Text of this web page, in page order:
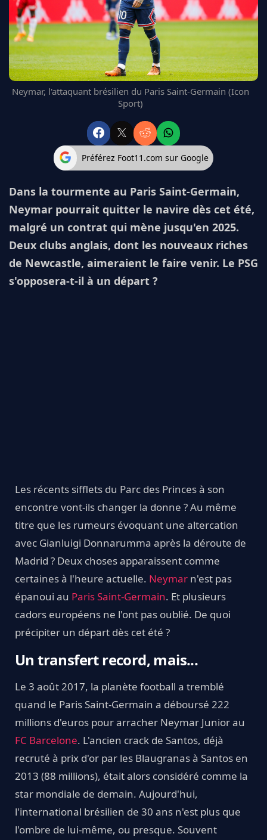
FC BARCELONE
MANCHESTER UNITED
CHELSEA
ARSENAL
BAYERN
L'AVIS DE LA RÉDAC'
Neymar, l'attaquant brésilien du Paris Saint-Germain (Icon
Sport)
Préférez Foot11.com sur Google
Dans la tourmente au Paris Saint-Germain,
Neymar pourrait quitter le navire dès cet été,
malgré un contrat qui mène jusqu'en 2025.
Deux clubs anglais, dont les nouveaux riches
de Newcastle, aimeraient le faire venir. Le PSG
s'opposera-t-il à un départ ?
Les récents sifflets du Parc des Princes à son
encontre vont-ils changer la donne ? Au même
titre que les rumeurs évoquant une altercation
avec Gianluigi Donnarumma après la déroute de
Madrid ? Deux choses apparaissent comme
certaines à l'heure actuelle. Neymar n'est pas
épanoui au Paris Saint-Germain. Et plusieurs
cadors européens ne l'ont pas oublié. De quoi
précipiter un départ dès cet été ?
Un transfert record, mais...
Le 3 août 2017, la planète football a tremblé
quand le Paris Saint-Germain a déboursé 222
millions d'euros pour arracher Neymar Junior au
FC Barcelone. L'ancien crack de Santos, déjà
recruté à prix d'or par les Blaugranas à Santos en
2013 (88 millions), était alors considéré comme la
star mondiale de demain. Aujourd'hui,
l'international brésilien de 30 ans n'est plus que
l'ombre de lui-même, ou presque. Souvent